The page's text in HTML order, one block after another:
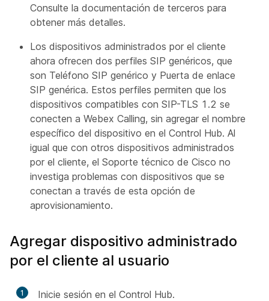
Consulte la documentación de terceros para
obtener más detalles.
Los dispositivos administrados por el cliente
ahora ofrecen dos perfiles SIP genéricos, que
son Teléfono SIP genérico y Puerta de enlace
SIP genérica. Estos perfiles permiten que los
dispositivos compatibles con SIP-TLS 1.2 se
conecten a Webex Calling, sin agregar el nombre
específico del dispositivo en el Control Hub. Al
igual que con otros dispositivos administrados
por el cliente, el Soporte técnico de Cisco no
investiga problemas con dispositivos que se
conectan a través de esta opción de
aprovisionamiento.
Agregar dispositivo administrado
por el cliente al usuario
1 Inicie sesión en el Control Hub.